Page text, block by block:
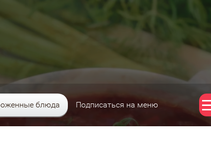
блюда Подписаться на меню